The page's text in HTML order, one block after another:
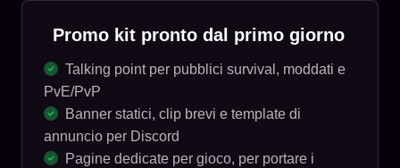
Promo kit pronto dal primo giorno
Talking point per pubblici survival, moddati e
PvE/PvP
Banner statici, clip brevi e template di
annuncio per Discord
Pagine dedicate per gioco, per portare i